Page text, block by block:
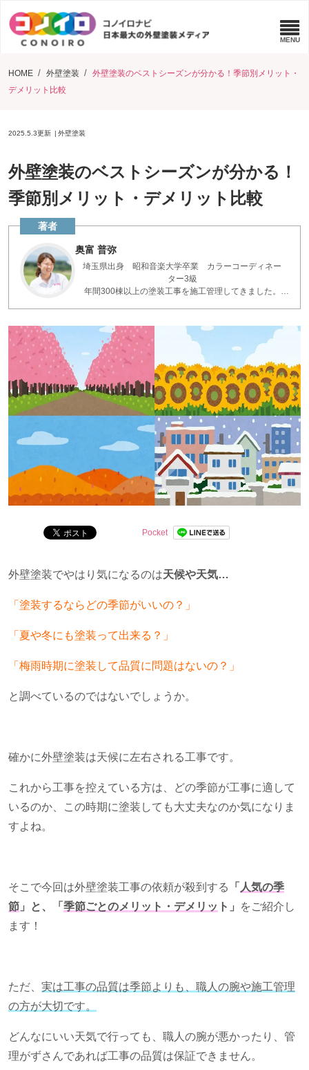
HOME 外壁塗装
外壁塗装のベストシーズンが分かる！季節別メリット・
デメリット比較
2025.5.3更新 外壁塗装
外壁塗装のベストシーズンが分かる！
季節別メリット・デメリット比較
奥富 普弥
埼玉県出身 昭和音楽大学卒業 カラーコーディネー
ター3級
年間300棟以上の塗装工事を施工管理してきました。
Pocket
外壁塗装でやはり気になるのは天候や天気…
「塗装するならどの季節がいいの？」
「夏や冬にも塗装って出来る？」
「梅雨時期に塗装して品質に問題はないの？」
と調べているのではないでしょうか。
確かに外壁塗装は天候に左右される工事です。
これから工事を控えている方は、どの季節が工事に適して
いるのか、この時期に塗装しても大丈夫なのか気になりま
すよね。
そこで今回は外壁塗装工事の依頼が殺到する 「 人気の季
節 」と、「 季節ごとのメリット・デメリッ ト」
をご紹介し
ます！
ただ、 実は工事の品質は季節よりも、職人の腕や施工管理
の方が大切です。
どんなにいい天気で行っても、職人の腕が悪かったり、管
理がずさんであれば工事の品質は保証できません。